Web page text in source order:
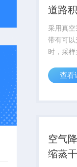
道路
采用真
带有可
时，采
行，自
行的距
查看
空气
缩蒸